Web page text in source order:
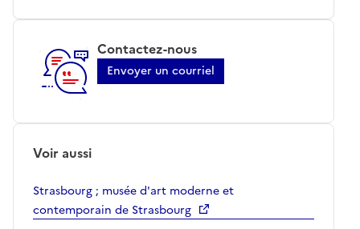
Contactez-nous
Envoyer un courriel
Voir aussi
Strasbourg ; musée d'art moderne et
contemporain de Strasbourg